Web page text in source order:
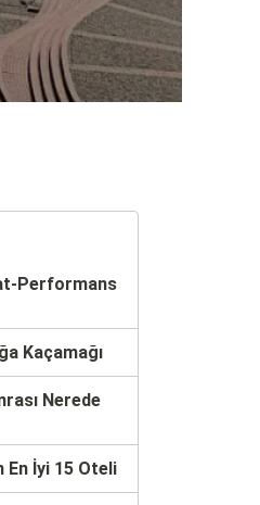
Performans
Kaçamağı
Nerede
En İyi 15 Oteli